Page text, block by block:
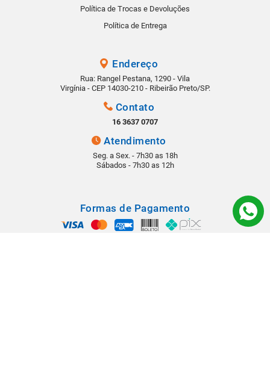
Política de Trocas e Devoluções
Política de Entrega
Endereço
Rua: Rangel Pestana, 1290 - Vila
Virgínia - CEP 14030-210 - Ribeirão Preto/SP.
Contato
16 3637 0707
Atendimento
Seg. a Sex. - 7h30 as 18h
Sábados - 7h30 as 12h
Formas de Pagamento